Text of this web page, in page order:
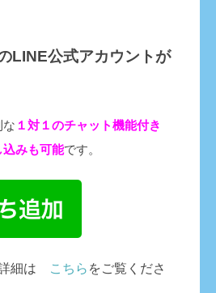
LINE公式アカウントが
な １対１のチャット機能付き
込みも可能です。
細は こちら をご覧くださ